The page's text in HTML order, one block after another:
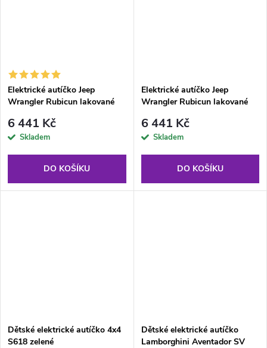
Elektrické autíčko Jeep
Wrangler Rubicun lakované
6 441 Kč
Skladem
DO KOŠÍKU
Elektrické autíčko Jeep
Wrangler Rubicun lakované
6 441 Kč
Skladem
DO KOŠÍKU
Dětské elektrické autíčko 4x4
S618 zelené
Dětské elektrické autíčko
Lamborghini Aventador SV